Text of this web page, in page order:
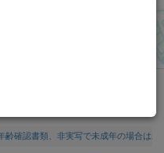
齢確認書類、非実写で未成年の場合は